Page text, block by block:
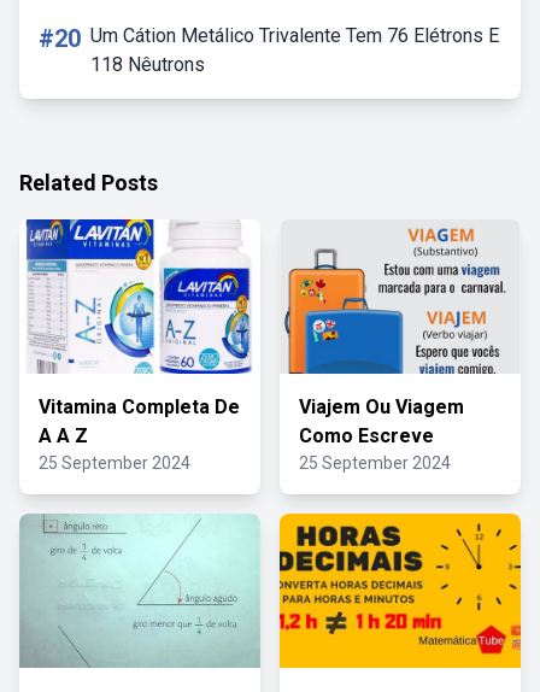
#20 Um Cátion Metálico Trivalente Tem 76 Elétrons E
118 Nêutrons
Related Posts
Vitamina Completa De
A A Z
25 September 2024
Viajem Ou Viagem
Como Escreve
25 September 2024